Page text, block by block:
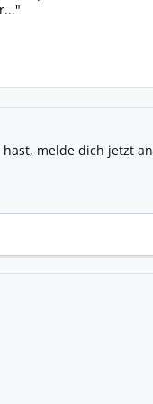
melde dich jetzt an